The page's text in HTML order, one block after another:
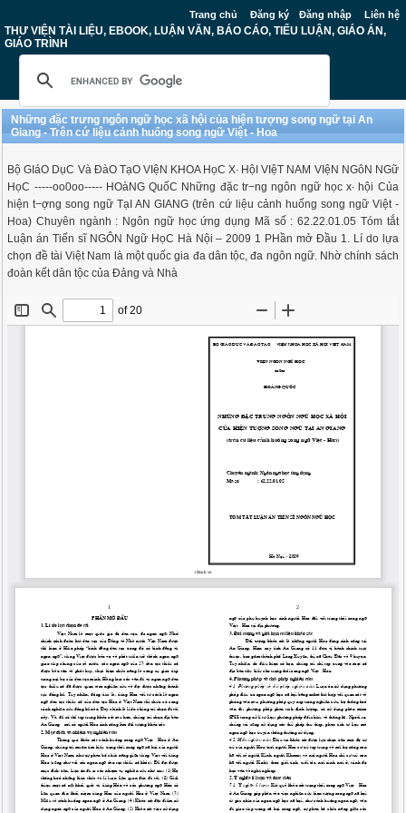
Trang chủ Đăng ký Đăng nhập Liên hệ
THƯ VIỆN TÀI LIỆU, EBOOK, LUẬN VĂN, BÁO CÁO, TIỂU LUẬN, GIÁO ÁN,
GIÁO TRÌNH
Những đặc trưng ngôn ngữ học xã hội của hiện tượng song ngữ tại An
Giang - Trên cứ liệu cảnh huống song ngữ Việt - Hoa
Bộ GIáO DụC Và ĐàO TạO VIệN KHOA HọC X∙ HộI VIệT NAM VIệN NGôN NGữ
HọC -----oo0oo----- HOàNG QuốC Những đặc tr−ng ngôn ngữ học x∙ hội Của
hiện t−ợng song ngữ TạI AN GIANG (trên cứ liệu cảnh huống song ngữ Việt -
Hoa) Chuyên ngành : Ngôn ngữ học ứng dụng Mã số : 62.22.01.05 Tóm tắt
Luận án Tiến sĩ NGÔN Ngữ HọC Hà Nội – 2009 1 PHần mở Đầu 1. Lí do lựa
chọn đề tài Việt Nam là một quốc gia đa dân tộc, đa ngôn ngữ. Nhờ chính sách
đoàn kết dân tộc của Đảng và Nhà